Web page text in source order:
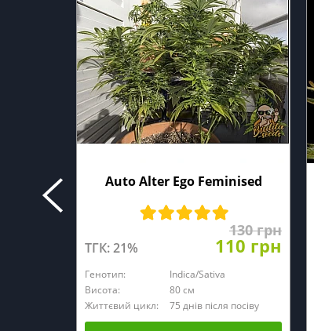
Auto Alter Ego Feminised
ТГК: 21%
130 грн
110 грн
Генотип:
Indica/Sativa
Висота:
80 см
Життєвий цикл:
75 днів після посіву